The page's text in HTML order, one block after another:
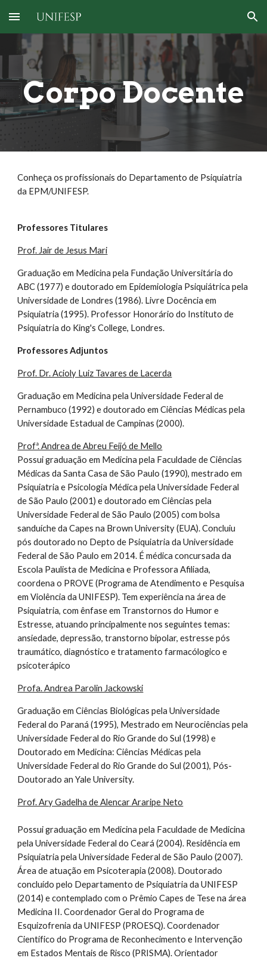
Skip to main content Skip to navigation
Corpo Docente
Conheça os profissionais do Departamento de Psiquiatria
da EPM/UNIFESP.
Professores Titulares
Prof. Jair de Jesus Mari
Graduação em Medicina pela Fundação Universitária do
ABC (1977) e doutorado em Epidemiologia Psiquiátrica pela
Universidade de Londres (1986). Livre Docência em
Psiquiatria (1995). Professor Honorário do Instituto de
Psiquiatria do King's College, Londres.
Professores Adjuntos
Prof. Dr. Acioly Luiz Tavares de Lacerda
Graduação em Medicina pela Universidade Federal de
Pernambuco (1992) e doutorado em Ciências Médicas pela
Universidade Estadual de Campinas (2000).
Profª. Andrea de Abreu Feijó de Mello
Possui graduação em Medicina pela Faculdade de Ciências
Médicas da Santa Casa de São Paulo (1990), mestrado em
Psiquiatria e Psicologia Médica pela Universidade Federal
de São Paulo (2001) e doutorado em Ciências pela
Universidade Federal de São Paulo (2005) com bolsa
sanduíche da Capes na Brown University (EUA). Concluiu
pós doutorado no Depto de Psiquiatria da Universidade
Federal de São Paulo em 2014. É médica concursada da
Escola Paulista de Medicina e Professora Afiliada,
coordena o PROVE (Programa de Atendimento e Pesquisa
em Violência da UNIFESP). Tem experiência na área de
Psiquiatria, com ênfase em Transtornos do Humor e
Estresse, atuando principalmente nos seguintes temas:
ansiedade, depressão, transtorno bipolar, estresse pós
traumático, diagnóstico e tratamento farmacólogico e
psicoterápico
Profa. Andrea Parolin Jackowski
Graduação em Ciências Biológicas pela Universidade
Federal do Paraná (1995), Mestrado em Neurociências pela
Universidade Federal do Rio Grande do Sul (1998) e
Doutorado em Medicina: Ciências Médicas pela
Universidade Federal do Rio Grande do Sul (2001), Pós-
Doutorado an Yale University.
Prof. Ary Gadelha de Alencar Araripe Neto
Possui graduação em Medicina pela Faculdade de Medicina
pela Universidade Federal do Ceará (2004). Residência em
Psiquiatria pela Universidade Federal de São Paulo (2007).
Área de atuação em Psicoterapia (2008). Doutorado
concluído pelo Departamento de Psiquiatria da UNIFESP
(2014) e contemplado com o Prêmio Capes de Tese na área
Medicina II. Coordenador Geral do Programa de
Esquizofrenia da UNIFESP (PROESQ). Coordenador
Científico do Programa de Reconhecimento e Intervenção
em Estados Mentais de Risco (PRISMA). Orientador